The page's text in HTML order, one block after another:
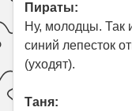
Пираты:
Ну, молодцы. Так
синий лепесток
(уходят).
Таня: